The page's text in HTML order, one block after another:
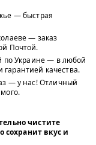
— быстрая
— заказ
Почтой.
по Украине — в любой
качества.
— у нас! Отличный
чистите
сохранит вкус и